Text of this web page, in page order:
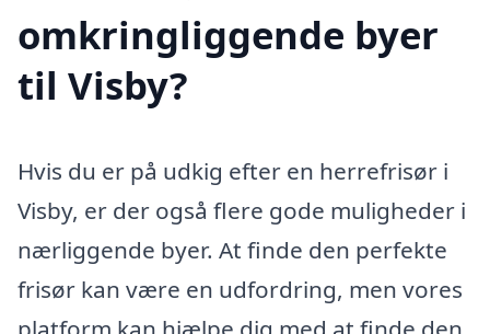
omkringliggende byer
til Visby?
Hvis du er på udkig efter en herrefrisør i
Visby, er der også flere gode muligheder i
nærliggende byer. At finde den perfekte
frisør kan være en udfordring, men vores